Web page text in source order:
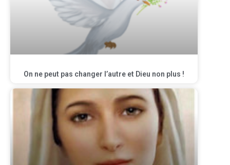
On ne peut pas changer l’autre et Dieu non plus !